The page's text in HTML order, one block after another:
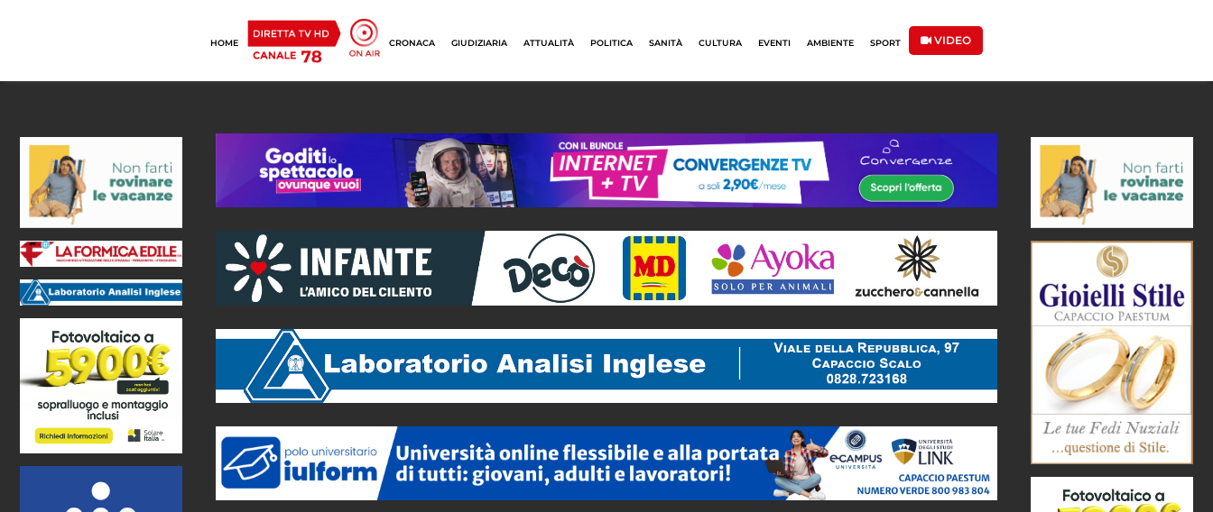
HOME CRONACA GIUDIZIARIA ATTUALITÀ POLITICA SANITÀ CULTURA EVENTI AMBIENTE SPORT VIDEO